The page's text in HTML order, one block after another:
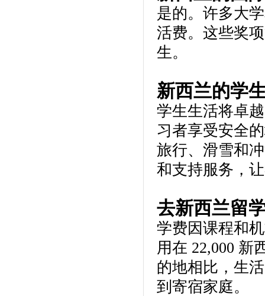
是的。许多大
活费。这些奖
生。
新西兰的学
学生生活将卓
习者享受安全
旅行、滑雪和
和支持服务，
去新西兰留
学费因课程和
用在 22,000 新
的地相比，生
到寄宿家庭。